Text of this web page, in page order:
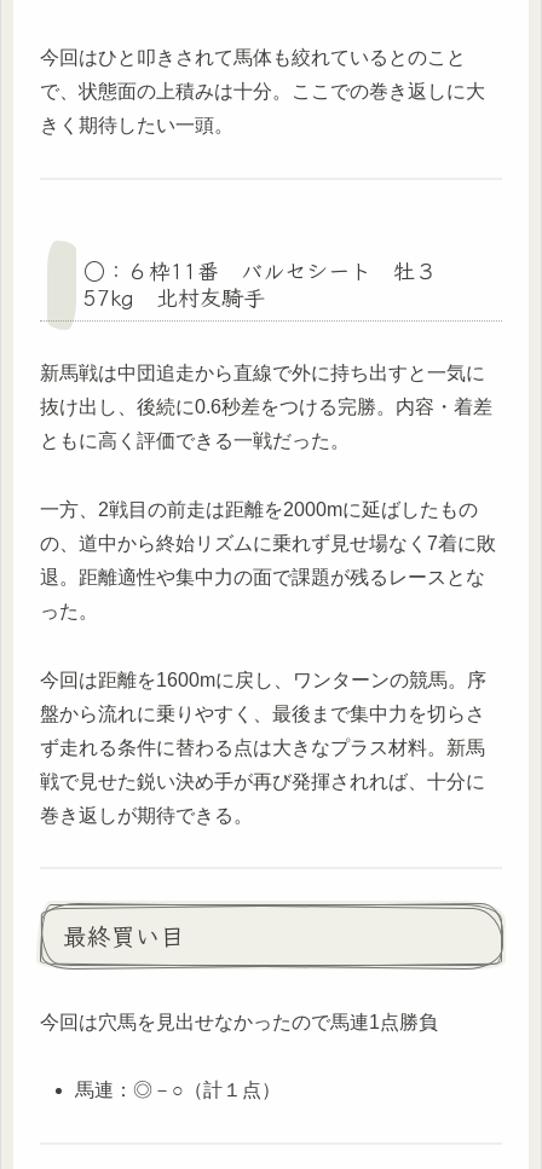
今回はひと叩きされて馬体も絞れているとのこと
で、状態面の上積みは十分。ここでの巻き返しに大
きく期待したい一頭。
○：６枠11番 バルセシート 牡３
57kg 北村友騎手
新馬戦は中団追走から直線で外に持ち出すと一気に
抜け出し、後続に0.6秒差をつける完勝。内容・着差
ともに高く評価できる一戦だった。
一方、2戦目の前走は距離を2000mに延ばしたもの
の、道中から終始リズムに乗れず見せ場なく7着に敗
退。距離適性や集中力の面で課題が残るレースとな
った。
今回は距離を1600mに戻し、ワンターンの競馬。序
盤から流れに乗りやすく、最後まで集中力を切らさ
ず走れる条件に替わる点は大きなプラス材料。新馬
戦で見せた鋭い決め手が再び発揮されれば、十分に
巻き返しが期待できる。
最終買い目
今回は穴馬を見出せなかったので馬連1点勝負
馬連：◎－○（計１点）